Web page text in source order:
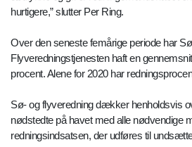
hurtigere,” slutter Per Ring.
Over den seneste femårige periode har
Flyveredningstjenesten haft en
procent. Alene for 2020 har
Sø- og flyveredning dækker henholdsvis
nødstedte på havet med alle nødvendige
redningsindsatsen, der udføres til